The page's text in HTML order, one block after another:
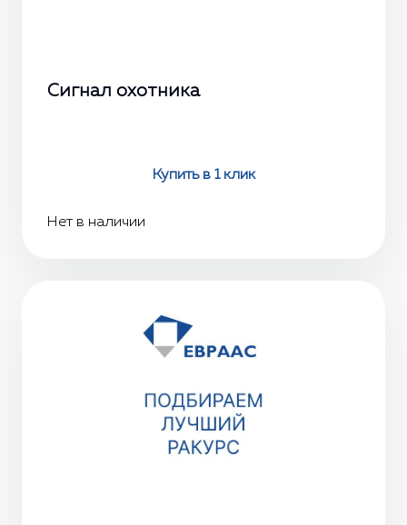
Сигнал охотника
Купить в 1 клик
Нет в наличии